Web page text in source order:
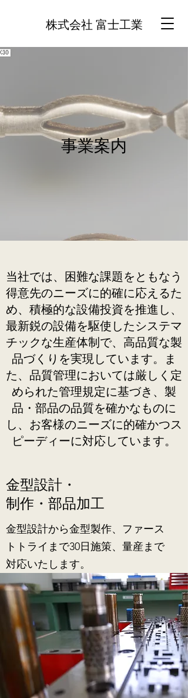
株式会社 富士工業
事業案内
当社では、困難な課題をともなう
得意先のニーズに的確に応えるた
め、積極的な設備投資を推進し、
最新鋭の設備を駆使したシステマ
チックな生産体制で、高品質な製
品づくりを実現しています。ま
た、品質管理においては厳しく定
められた管理規定に基づき、製
品・部品の品質を確かなものに
し、お客様のニーズに的確かつス
ピーディーに対応しています。
金型設計・
制作・部品加工
金型設計から金型製作、ファース
トトライまで30日施策、量産まで
対応いたします。